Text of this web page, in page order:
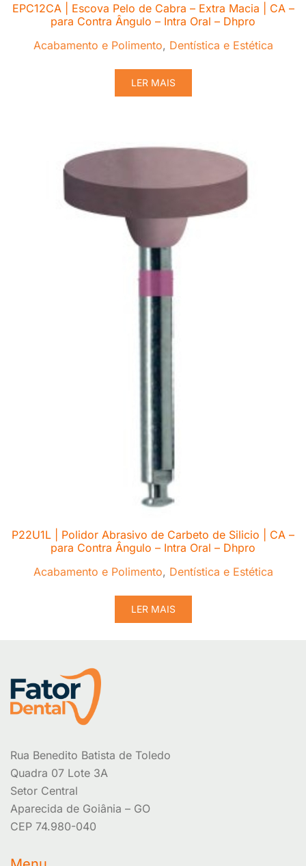
EPC12CA | Escova Pelo de Cabra – Extra Macia | CA –
para Contra Ângulo – Intra Oral – Dhpro
Acabamento e Polimento, Dentística e Estética
LER MAIS
P22U1L | Polidor Abrasivo de Carbeto de Silicio | CA –
para Contra Ângulo – Intra Oral – Dhpro
Acabamento e Polimento, Dentística e Estética
LER MAIS
Rua Benedito Batista de Toledo
Quadra 07 Lote 3A
Setor Central
Aparecida de Goiânia – GO
CEP 74.980-040